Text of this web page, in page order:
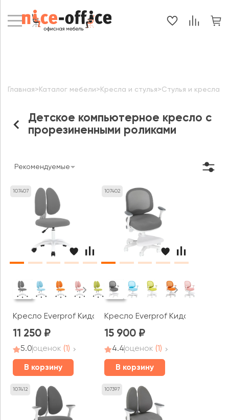
Детское компьютерное кресло с
прорезиненными роликами
Главная> Каталог мебели> Кресла и стулья>Стулья и кресла
Рекомендуемые
107407
Кресло Everprof Кидс / Kids 103
11 250
5.0оценок (1)
В корзину
107402
Кресло Everprof Кидс / Kids 102
15 900
4.4оценок (1)
В корзину
107412 107397